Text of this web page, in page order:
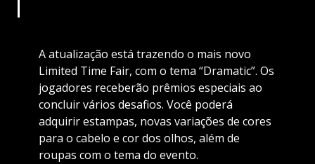
A atualização está trazendo o mais novo
Limited Time Fair, com o tema “Dramatic”. Os
jogadores receberão prêmios especiais ao
concluir vários desafios. Você poderá
adquirir estampas, novas variações de cores
para o cabelo e cor dos olhos, além de
roupas com o tema do evento.